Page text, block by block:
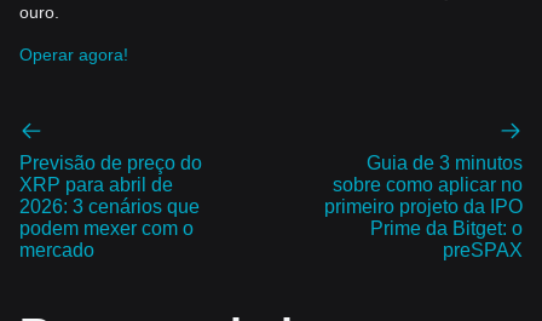
ouro.
Operar agora!
Previsão de preço do
XRP para abril de
2026: 3 cenários que
podem mexer com o
mercado
Guia de 3 minutos
sobre como aplicar no
primeiro projeto da IPO
Prime da Bitget: o
preSPAX